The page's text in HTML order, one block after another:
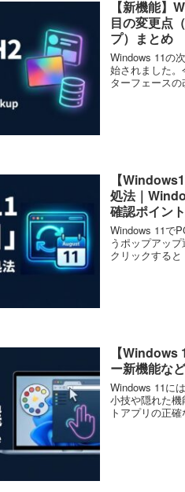
【新機能】
目の変更点
プ）まとめ
Windows 11の
始されました
ターフェース
【
処法｜
確認ポイン
Windows 11で
うポップアッ
クリックする
【
ー新機能な
Windows 11に
小技や隠れた
トアプリの正